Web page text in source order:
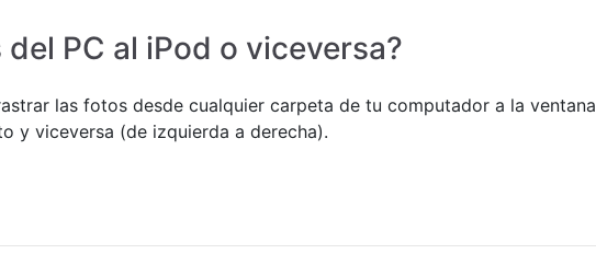
PC al iPod o viceversa?
las fotos desde cualquier carpeta de tu computador a la ventana
y viceversa (de izquierda a derecha).